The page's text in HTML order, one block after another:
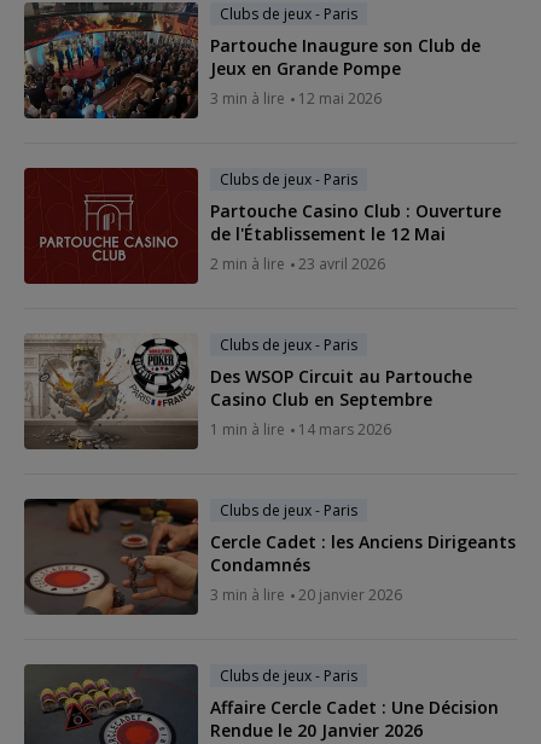
Clubs de jeux - Paris
Partouche Inaugure son Club de
Jeux en Grande Pompe
3 min à lire 12 mai 2026
Clubs de jeux - Paris
Partouche Casino Club : Ouverture
de l'Établissement le 12 Mai
2 min à lire 23 avril 2026
Clubs de jeux - Paris
Des WSOP Circuit au Partouche
Casino Club en Septembre
1 min à lire 14 mars 2026
Clubs de jeux - Paris
Cercle Cadet : les Anciens Dirigeants
Condamnés
3 min à lire 20 janvier 2026
Clubs de jeux - Paris
Affaire Cercle Cadet : Une Décision
Rendue le 20 Janvier 2026